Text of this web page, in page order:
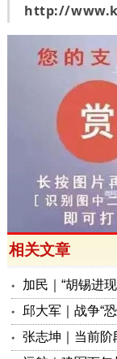
http://
相关文章
张志坤｜当前阶